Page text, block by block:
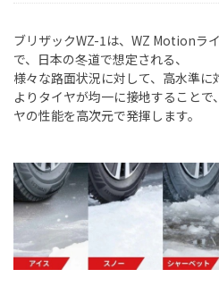
ブリザックWZ-1 は、 WZ Motionラ
で、日本の冬道で想定される、
様々な路面状況に対して、高水準に
よりタイヤが均一に接地すること
ヤの性能を高次元で発揮します。